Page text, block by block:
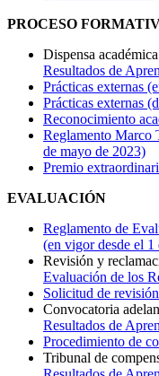
PROCESO
Dispensa
Resultados de
Prácticas externas
Prácticas externas
Reconocimiento
Reglamento Marco
de mayo de 2023)
Premio
EVALUACIÓN
Reglamento de
(en vigor desde el 1
Revisión y
Evaluación de los
Solicitud de
Convocatoria
Resultados de
Procedimiento de
Tribunal de